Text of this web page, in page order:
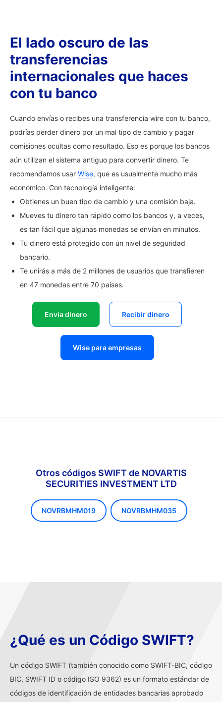
El lado oscuro de las
transferencias
internacionales que haces
con tu banco
Cuando envías o recibes una transferencia wire con tu banco,
podrías perder dinero por un mal tipo de cambio y pagar
comisiones ocultas como resultado. Eso es porque los bancos
aún utilizan el sistema antiguo para convertir dinero. Te
recomendamos usar Wise, que es usualmente mucho más
económico. Con tecnología inteligente:
Obtienes un buen tipo de cambio y una comisión baja.
Mueves tu dinero tan rápido como los bancos y, a veces,
es tan fácil que algunas monedas se envían en minutos.
Tu dinero está protegido con un nivel de seguridad
bancario.
Te unirás a más de 2 millones de usuarios que transfieren
en 47 monedas entre 70 países.
Envía dinero Recibir dinero
Wise para empresas
Otros códigos SWIFT de NOVARTIS
SECURITIES INVESTMENT LTD
NOVRBMHM019 NOVRBMHM035
¿Qué es un Código SWIFT?
Un código SWIFT (también conocido como SWIFT-BIC, código
BIC, SWIFT ID o código ISO 9362) es un formato estándar de
códigos de identificación de entidades bancarias aprobado